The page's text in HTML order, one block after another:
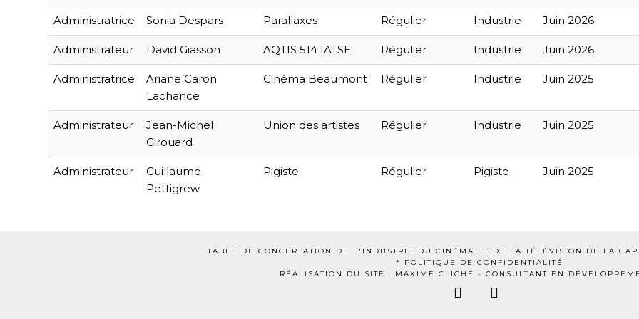
Administratrice Sonia Despars Parallaxes Régulier Industrie Juin 2026
Administrateur David Giasson AQTIS 514 IATSE Régulier Industrie Juin 2026
Administratrice
Ariane Caron
Lachance
Cinéma Beaumont Régulier Industrie Juin 2025
Administrateur
Jean-Michel
Girouard
Union des artistes Régulier Industrie Juin 2025
Administrateur
Guillaume
Pettigrew
Pigiste Régulier Pigiste Juin 2025
TABLE DE CONCERTATION DE L'INDUSTRIE DU CINÉMA ET DE LA TÉLÉVISION DE LA
* POLITIQUE DE CONFIDENTIALITÉ
RÉALISATION DU SITE : MAXIME CLICHE - CONSULTANT EN